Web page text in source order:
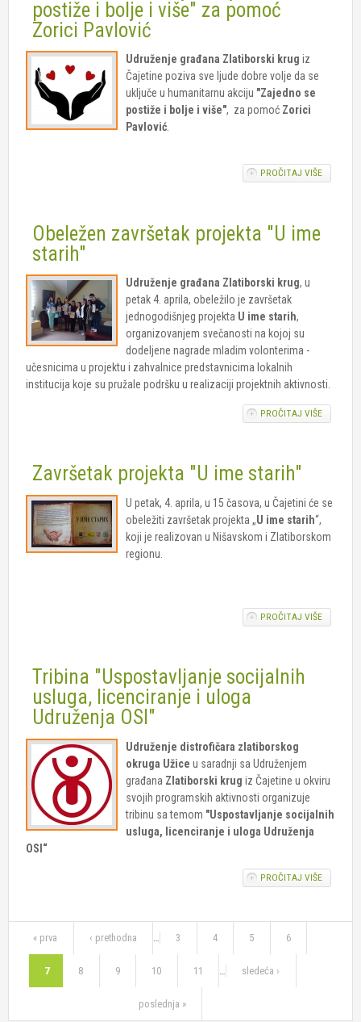
postiže i bolje i više" za pomoć
Zorici Pavlović
Udruženje građana Zlatiborski krug iz
Čajetine poziva sve ljude dobre volje da se
uključe u humanitarnu akciju "Zajedno se
postiže i bolje i više", za pomoć Zorici
Pavlović.
PROČITAJ VIŠEO
Obeležen završetak projekta "U ime
starih"
Udruženje građana Zlatiborski krug, u
petak 4. aprila, obeležilo je završetak
jednogodišnjeg projekta U ime starih,
organizovanjem svečanosti na kojoj su
dodeljene nagrade mladim volonterima -
učesnicima u projektu i zahvalnice predstavnicima lokalnih
institucija koje su pružale podršku u realizaciji projektnih aktivnosti.
PROČITAJ VIŠEO
Završetak projekta "U ime starih"
U petak, 4. aprila, u 15 časova, u Čajetini će se
obeležiti završetak projekta „U ime starih“,
koji je realizovan u Nišavskom i Zlatiborskom
regionu.
PROČITAJ VIŠEO
Tribina "Uspostavljanje socijalnih
usluga, licenciranje i uloga
Udruženja OSI"
Udruženje distrofičara zlatiborskog
okruga Užice u saradnji sa Udruženjem
građana Zlatiborski krug iz Čajetine u okviru
svojih programskih aktivnosti organizuje
tribinu sa temom "Uspostavljanje socijalnih
usluga, licenciranje i uloga Udruženja
OSI“
PROČITAJ VIŠEO
Stranice
« prva ‹ prethodna … 3 4 5 6
7 8 9 10 11 … sledeća ›
poslednja »